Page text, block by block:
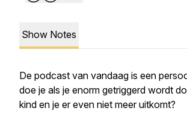
Show Notes
De podcast van vandaag is een
doe je als je enorm getriggerd wordt
kind en je er even niet meer uitkomt?